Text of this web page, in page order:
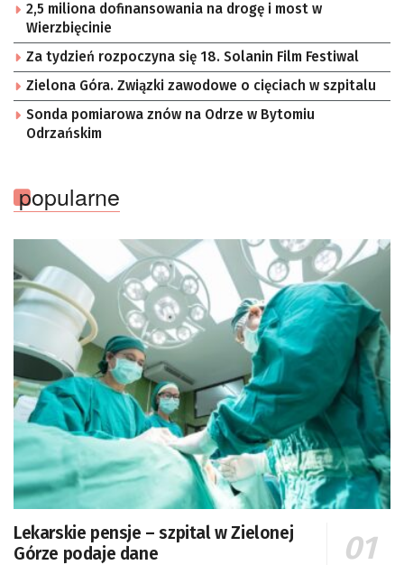
2,5 miliona dofinansowania na drogę i most w
Wierzbięcinie
Za tydzień rozpoczyna się 18. Solanin Film Festiwal
Zielona Góra. Związki zawodowe o cięciach w szpitalu
Sonda pomiarowa znów na Odrze w Bytomiu
Odrzańskim
popularne
Lekarskie pensje – szpital w Zielonej
Górze podaje dane